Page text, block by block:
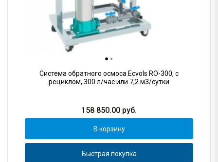
Система обратного осмоса Ecvols RO-300, с
рециклом, 300 л/час или 7,2 м3/сутки
158 850.00 руб.
В корзину
Быстрая покупка